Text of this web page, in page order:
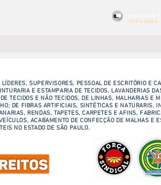
2790.2222
Posts Em
SUPERVISORES, PESSOAL DE ESCRITÓRIO E
E ESTAMPARIA DE TECIDOS, LAVANDERIAS
TECIDOS E NÃO TECIDOS, DE LINHAS, MALHARIAS E
DE FIBRAS ARTIFICIAIS, SINTÉTICAS E NATURARIS,
RENDAS, TAPETES, CARPETES E AFINS,
ACABAMENTO DE CONFECÇÃO DE MALHAS E
NO ESTADO DE SÃO PAULO.